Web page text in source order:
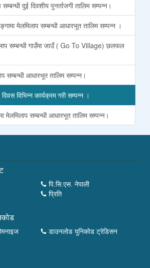
दुई दिवशीय पुनर्ताजगी तालिम सम्पन्न।
मेलमिलाप सम्बन्धी आधारभूत तालिम सम्पन्न ।
सम्बन्धी गाउँमा जाउँ ( Go To Village) छलफल
सम्बन्धी आधारभूत तालिम सम्पन्न।
विभिन्न कार्यक्रम गरी सम्पन्न ।
मेलमिलाप सम्बन्धी आधारभूत तालिम सम्पन्न।
पि.सि.एस. नेपाली
प्रिति
डाउनलोड युनिकोड ट्रेडिसन